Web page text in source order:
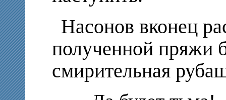
Насонов вконец
полученной пряжи
смирительная